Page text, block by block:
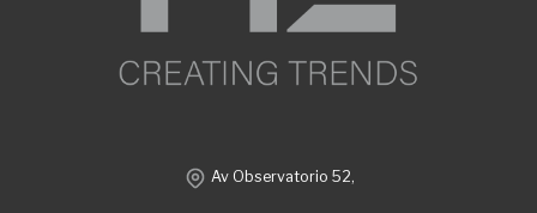
Av Observatorio 52,